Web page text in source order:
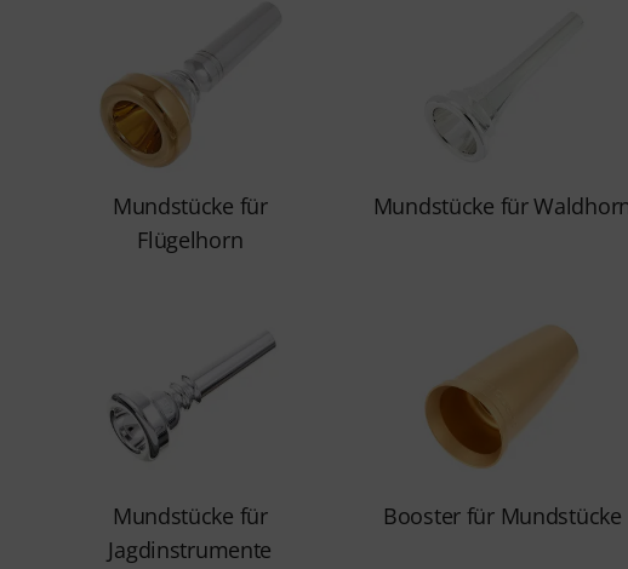
Mundstücke für
Flügelhorn
Mundstücke für
Mundstücke für
Jagdinstrumente
Booster für Mundstücke